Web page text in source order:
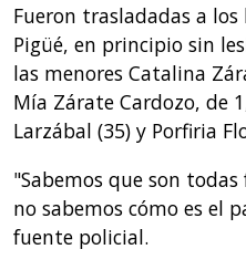
Fueron trasladadas a
Pigüé, en principio sin
las menores Catalina
Mía Zárate Cardozo, de
Larzábal (35) y Porfiria
"Sabemos que son
no sabemos cómo es el
fuente policial.